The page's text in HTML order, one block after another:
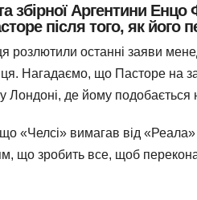
збірної Аргентини
після того, як його
розлютили останні заяви
Нагадаємо, що Пасторе на
Лондоні, де йому подобається
«Челсі» вимагав від
що зробить все, щоб